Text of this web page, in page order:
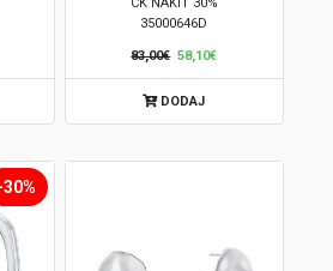
35000646D
83,00€ 58,10€
DODAJ
30%